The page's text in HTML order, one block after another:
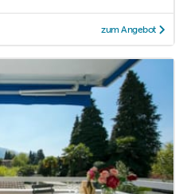
zum Angebot